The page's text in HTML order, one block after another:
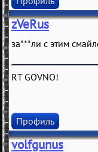
zVeRus
за***ли с этим
RT GOVNO!
Профиль
volfgunus